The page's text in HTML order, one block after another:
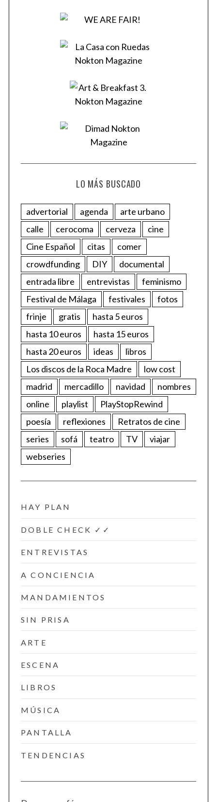
LO MÁS BUSCADO
advertorial agenda
arte urbano
calle
cerocoma cerveza
cine
Cine Español
citas
comer
crowdfunding
DIY
documental
entrada libre
entrevistas
feminismo
Festival de Málaga
festivales
fotos
frinje
gratis
hasta 5 euros
hasta 10 euros
hasta 15 euros
hasta 20 euros
ideas
libros
Los discos de la Roca Madre
low cost
madrid
mercadillo navidad
nombres
online
playlist
PlayStopRewind
poesía
reflexiones
Retratos de cine
series
sofá teatro TV
viajar
webseries
HAY PLAN
DOBLE CHECK ✓✓
ENTREVISTAS
A CONCIENCIA
MANDAMIENTOS
SIN PRISA
ARTE
ESCENA
LIBROS
MÚSICA
PANTALLA
TENDENCIAS